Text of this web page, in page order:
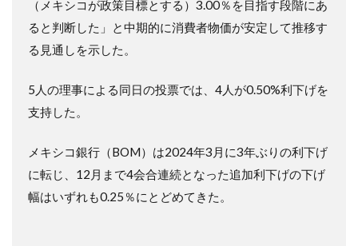
（メキシコが政策目標とする）3.00％を目指す段階にあ
ると判断した」と中期的に消費者物価が安定して推移す
る見通しを示した。
5人の理事による同日の投票では、4人が0.50%利下げを
支持した。
メキシコ銀行（BOM）は2024年3月に3年ぶりの利下げ
に転じ、12月まで4会合連続となった追加利下げの下げ
幅はいずれも0.25％にとどめてきた。